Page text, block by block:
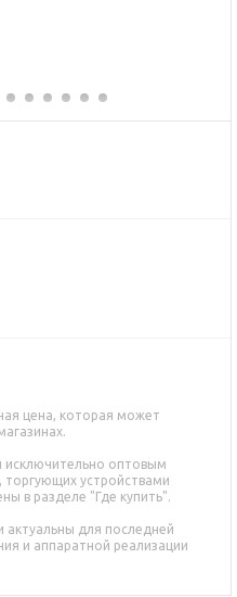
цена, которая может
исключительно оптовым
торгующих устройствами
в разделе "Где купить".
актуальны для последней
и аппаратной реализации